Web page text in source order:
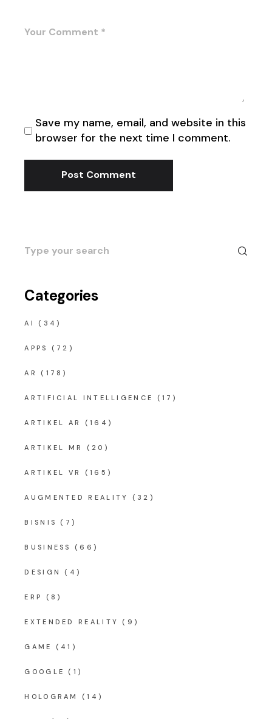
Save my name, email, and website in this
browser for the next time I comment.
Post Comment
Search
for:
Categories
AI (34)
APPS (72)
AR (178)
ARTIFICIAL INTELLIGENCE (17)
ARTIKEL AR (164)
ARTIKEL MR (20)
ARTIKEL VR (165)
AUGMENTED REALITY (32)
BISNIS (7)
BUSINESS (66)
DESIGN (4)
ERP (8)
EXTENDED REALITY (9)
GAME (41)
GOOGLE (1)
HOLOGRAM (14)